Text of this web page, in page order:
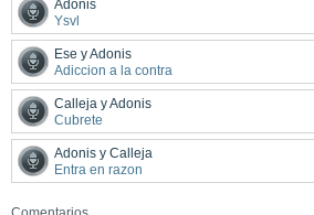
Adonis
Ysvl
Ese y Adonis
Adiccion a la contra
Calleja y Adonis
Cubrete
Adonis y Calleja
Entra en razon